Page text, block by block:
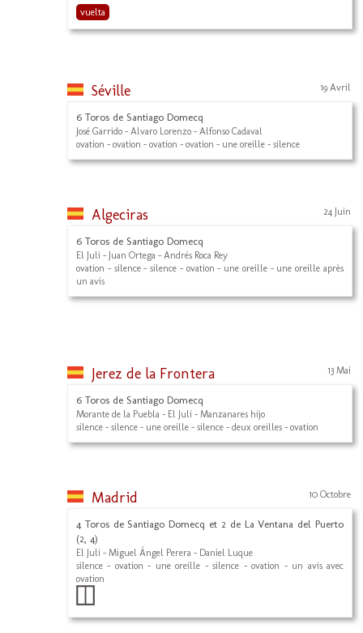
vuelta
Séville 19 Avril
6 Toros de Santiago Domecq
José Garrido - Alvaro Lorenzo - Alfonso Cadaval
ovation - ovation - ovation - ovation - une oreille - silence
Algeciras 24 Juin
6 Toros de Santiago Domecq
El Juli - Juan Ortega - Andrés Roca Rey
ovation - silence - silence - ovation - une oreille - une oreille après
un avis
Jerez de la Frontera 13 Mai
6 Toros de Santiago Domecq
Morante de la Puebla - El Juli - Manzanares hijo
silence - silence - une oreille - silence - deux oreilles - ovation
Madrid 10 Octobre
4 Toros de Santiago Domecq et 2 de La Ventana del Puerto
(2, 4)
El Juli - Miguel Ángel Perera - Daniel Luque
silence - ovation - une oreille - silence - ovation - un avis avec
ovation